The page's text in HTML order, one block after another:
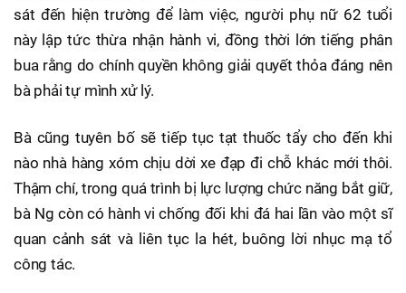
sát đến hiện trường để làm việc, người phụ nữ 62 tuổi
này lập tức thừa nhận hành vi, đồng thời lớn tiếng phân
bua rằng do chính quyền không giải quyết thỏa đáng nên
bà phải tự mình xử lý.
Bà cũng tuyên bố sẽ tiếp tục tạt thuốc tẩy cho đến khi
nào nhà hàng xóm chịu dời xe đạp đi chỗ khác mới thôi.
Thậm chí, trong quá trình bị lực lượng chức năng bắt giữ,
bà Ng còn có hành vi chống đối khi đá hai lần vào một sĩ
quan cảnh sát và liên tục la hét, buông lời nhục mạ tổ
công tác.